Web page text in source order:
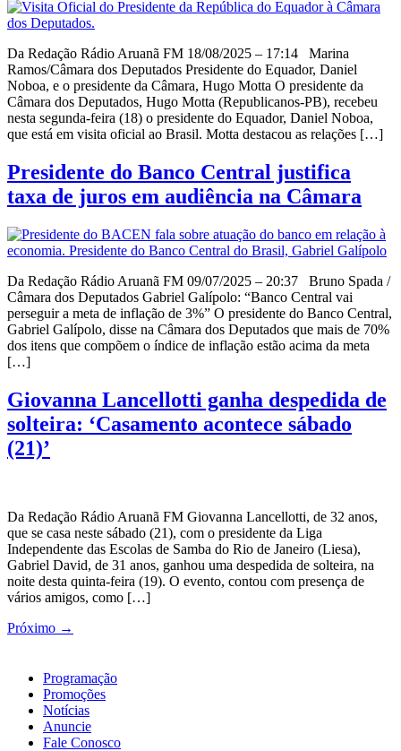
Da Redação Rádio Aruanã FM 18/08/2025 – 17:14 Marina
Ramos/Câmara dos Deputados Presidente do Equador, Daniel
Noboa, e o presidente da Câmara, Hugo Motta O presidente da
Câmara dos Deputados, Hugo Motta (Republicanos-PB), recebeu
nesta segunda-feira (18) o presidente do Equador, Daniel Noboa,
que está em visita oficial ao Brasil. Motta destacou as relações […]
Presidente do Banco Central justifica
taxa de juros em audiência na Câmara
Da Redação Rádio Aruanã FM 09/07/2025 – 20:37 Bruno Spada /
Câmara dos Deputados Gabriel Galípolo: “Banco Central vai
perseguir a meta de inflação de 3%” O presidente do Banco Central,
Gabriel Galípolo, disse na Câmara dos Deputados que mais de 70%
dos itens que compõem o índice de inflação estão acima da meta
[…]
Giovanna Lancellotti ganha despedida de
solteira: ‘Casamento acontece sábado
(21)’
Da Redação Rádio Aruanã FM Giovanna Lancellotti, de 32 anos,
que se casa neste sábado (21), com o presidente da Liga
Independente das Escolas de Samba do Rio de Janeiro (Liesa),
Gabriel David, de 31 anos, ganhou uma despedida de solteira, na
noite desta quinta-feira (19). O evento, contou com presença de
vários amigos, como […]
Próximo →
Programação
Promoções
Notícias
Anuncie
Fale Conosco